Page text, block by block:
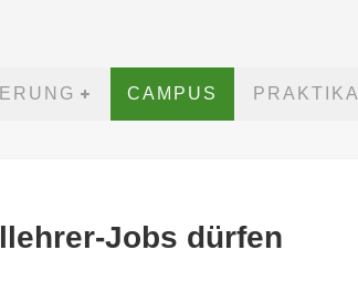
CAMPUS PRAKTIKA
Jobs dürfen